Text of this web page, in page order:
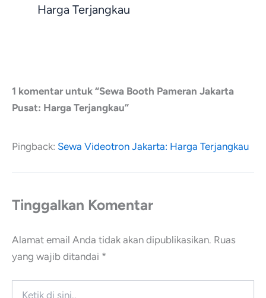
Harga Terjangkau
1 komentar untuk “Sewa Booth Pameran Jakarta
Pusat: Harga Terjangkau”
Pingback: Sewa Videotron Jakarta: Harga Terjangkau
Tinggalkan Komentar
Alamat email Anda tidak akan dipublikasikan. Ruas
yang wajib ditandai *